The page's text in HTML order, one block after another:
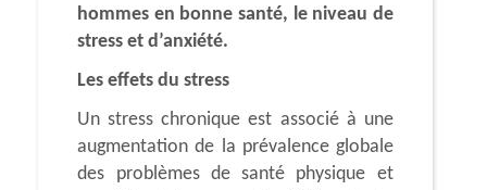
hommes en bonne santé, le niveau de
stress et d’anxiété.
Les effets du stress
Un stress chronique est associé à une
augmentation de la prévalence globale
des problèmes de santé physique et